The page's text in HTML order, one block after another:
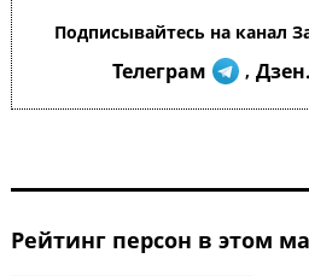
Подписывайтесь на канал
Телеграм ,
Рейтинг персон в этом